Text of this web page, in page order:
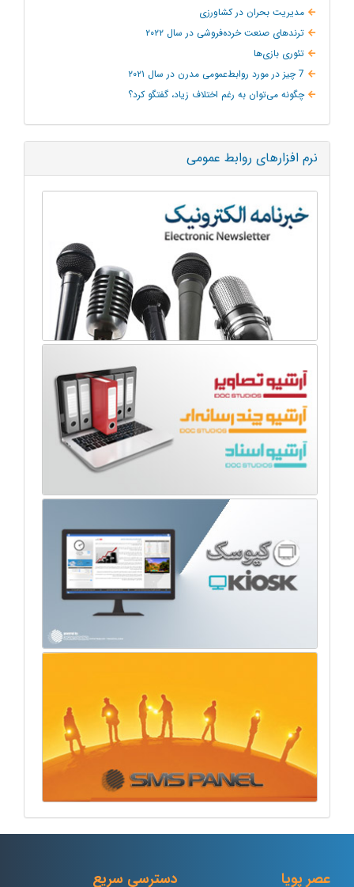
مدیریت بحران در کشاورزی
ترند‌های صنعت خرده‌فروشی در سال ۲۰۲۲
تئوری بازی‌ها
7 چیز در مورد روابط‌عمومی مدرن در سال ۲۰۲۱
چگونه می‌توان به‌ رغم اختلاف زیاد، گفتگو کرد؟
نرم افزارهای روابط عمومی
عصر پویا دسترسی سریع